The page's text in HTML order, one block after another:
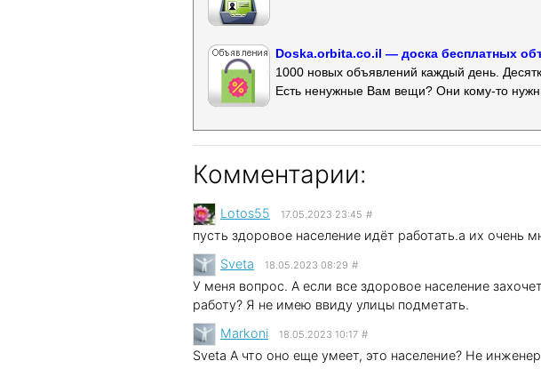
Doska.orbita.co.il — доска бесплатных
1000 новых объявлений каждый день.
Есть ненужные Вам вещи? Они кому-то
Комментарии:
Lotos55 17.05.2023 23:45 #
пусть здоровое население идёт работать.а их очень
Sveta 18.05.2023 08:29 #
У меня вопрос. А если все здоровое население
работу? Я не имею ввиду улицы подметать.
Markoni 18.05.2023 10:17 #
Sveta А что оно еще умеет, это население? Не